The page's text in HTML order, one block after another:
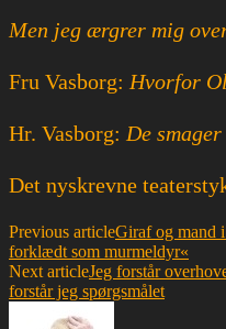
Men jeg ærgrer mig
Fru Vasborg: Hvorfor
Hr. Vasborg: De
Det nyskrevne
Previous articleGiraf og mand
forklædt som murmeldyr«
Next articleJeg forstår
forstår jeg spørgsmålet